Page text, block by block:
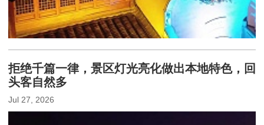
拒绝千篇一律，景区灯光亮化做出本地特色，回
头客自然多
Jul 27, 2026